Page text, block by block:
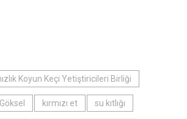
Koyun Keçi Yetiştiricileri Birliği
kırmızı et su kıtlığı